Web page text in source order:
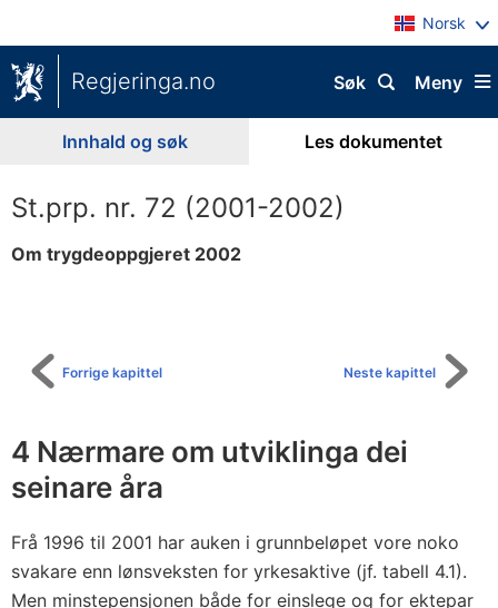
Norsk
Regjeringa.no Meny
Søk
Innhald og søk Les dokumentet
St.prp. nr. 72 (2001-2002)
Om trygdeoppgjeret 2002
Neste kapittel
Forrige kapittel
4 Nærmare om utviklinga dei
seinare åra
Frå 1996 til 2001 har auken i grunnbeløpet vore noko
svakare enn lønsveksten for yrkesaktive (jf. tabell 4.1).
Men minstepensjonen både for einslege og for ektepar